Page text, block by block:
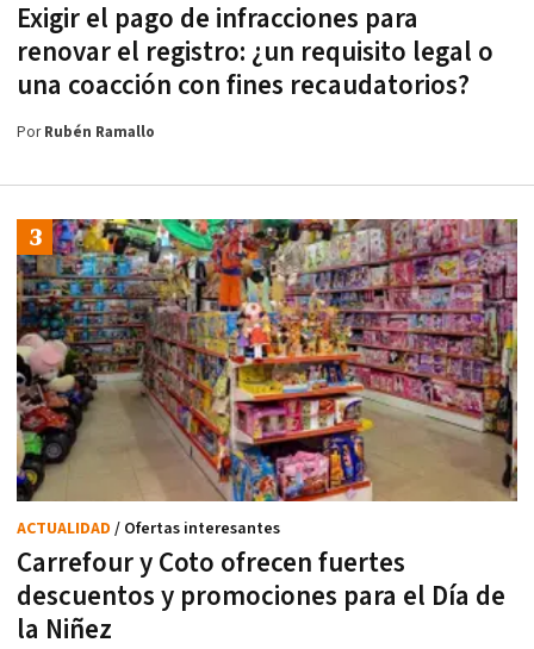
Exigir el pago de infracciones para
renovar el registro: ¿un requisito legal o
una coacción con fines recaudatorios?
PorRubén Ramallo
Carrefour y Coto ofrecen fuertes
descuentos y promociones para el Día de
la Niñez
ACTUALIDAD / Ofertas interesantes